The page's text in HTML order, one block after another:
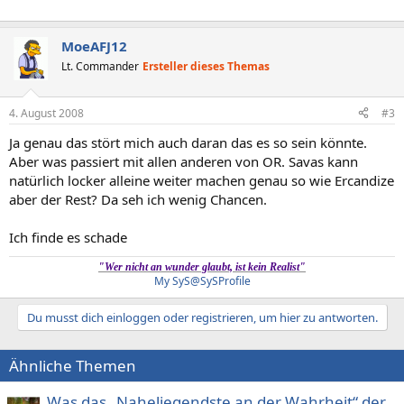
Bello 2 Album releasen werden und dann im Januar die John Bello 2
und betreuen. Danach ist Schluss. Ende Gelände. Wir ziehen die
Trikots aus und gehen vom Spielfeld.
Natürlich bleibt Kool Savas weiter als Solokünstler aktiv und wird
unser Lieblingsspiel auch weiterhin regieren. Das Label Optik
Wir möchten uns schon jetzt bei allen Fans, Geschäftspartnern und
Kollegen für die jahrelange Treue und gute Zusammenarbeit
bedanken. Danke, dass es Euch gibt, auch ihr seid ein Teil der
DANKE!
Viele Grüsse aus Berlin
Euer Optik Team
MoeAFJ12
Lt. Commander Ersteller dieses Themas
4. August 2008 #3
Ja genau das stört mich auch daran das es so sein könnte.
Aber was passiert mit allen anderen von OR. Savas kann
natürlich locker alleine weiter machen genau so wie Ercandize
aber der Rest? Da seh ich wenig Chancen.
Ich finde es schade
"Wer nicht an wunder glaubt, ist kein Realist"
My SyS@SySProfile
Du musst dich einloggen oder registrieren, um hier zu antworten.
Ähnliche Themen